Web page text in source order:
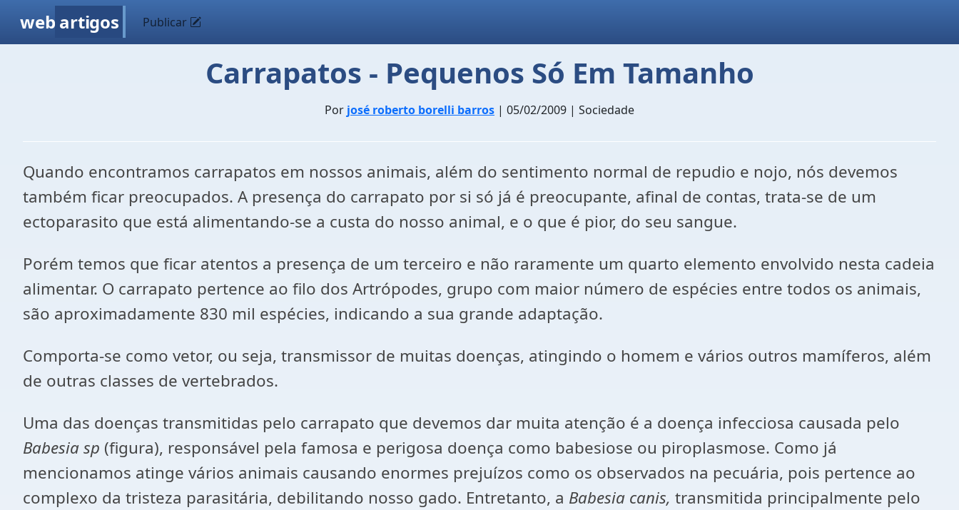
web artigos Publicar
Carrapatos - Pequenos Só Em Tamanho
Por josé roberto borelli barros | 05/02/2009 | Sociedade
Quando encontramos carrapatos em nossos animais, além do sentimento normal de repudio e nojo, nós devemos
também ficar preocupados. A presença do carrapato por si só já é preocupante, afinal de contas, trata-se de um
ectoparasito que está alimentando-se a custa do nosso animal, e o que é pior, do seu sangue.
Porém temos que ficar atentos a presença de um terceiro e não raramente um quarto elemento envolvido nesta cadeia
alimentar. O carrapato pertence ao filo dos Artrópodes, grupo com maior número de espécies entre todos os animais,
são aproximadamente 830 mil espécies, indicando a sua grande adaptação.
Comporta-se como vetor, ou seja, transmissor de muitas doenças, atingindo o homem e vários outros mamíferos, além
de outras classes de vertebrados.
Uma das doenças transmitidas pelo carrapato que devemos dar muita atenção é a doença infecciosa causada pelo
Babesia sp (figura), responsável pela famosa e perigosa doença como babesiose ou piroplasmose. Como já
mencionamos atinge vários animais causando enormes prejuízos como os observados na pecuária, pois pertence ao
complexo da tristeza parasitária, debilitando nosso gado. Entretanto, a Babesia canis, transmitida principalmente pelo